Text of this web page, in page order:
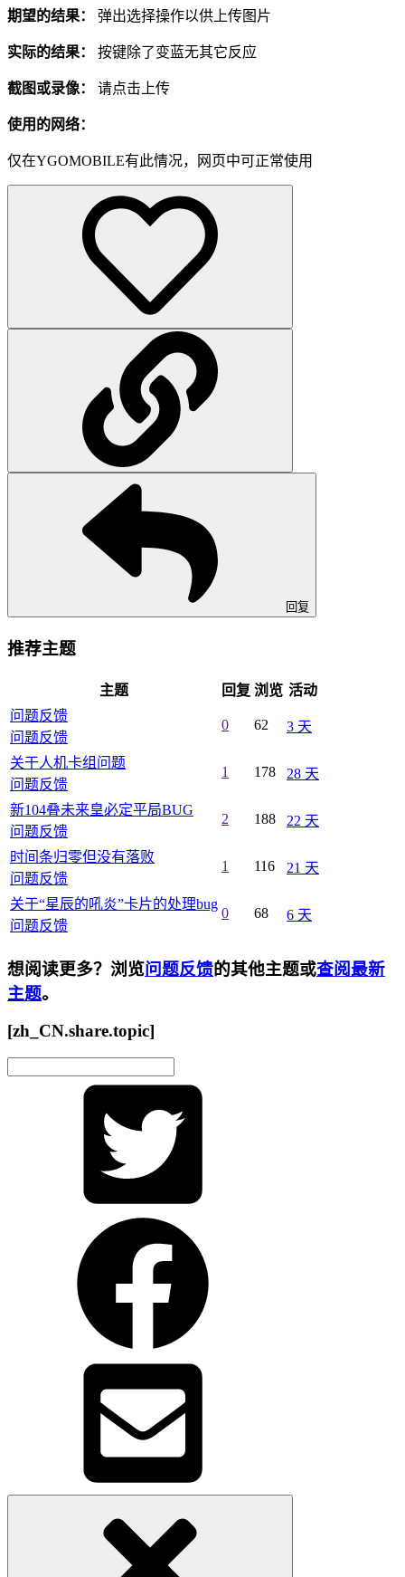
期望的结果： 弹出选择操作以供上传图片
实际的结果： 按键除了变蓝无其它反应
截图或录像： 请点击上传
使用的网络：
仅在YGOMOBILE有此情况，网页中可正常使用
回复
推荐主题
主题 回复 浏览 活动
问题反馈
问题反馈
0 62 3 天
关干人机卡组问题
问题反馈
1 178 28 天
新104叠未来皇必定平局BUG
问题反馈
2 188 22 天
时间条归零但没有落败
问题反馈
1 116 21 天
关于“星辰的吼炎”卡片的处理bug
问题反馈
0 68 6 天
想阅读更多？浏览问题反馈的其他主题或查阅最新
主题。
[zh_CN.share.topic]